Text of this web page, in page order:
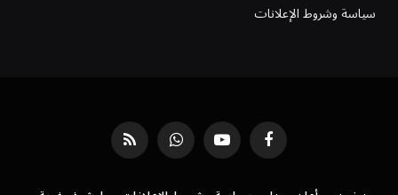
سياسة وشروط الإعلانات
فيسبوك يوتيوب واتساب RSS